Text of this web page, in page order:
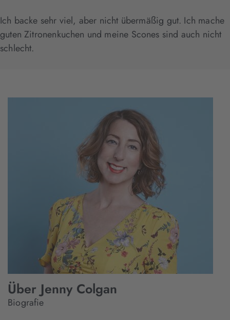
Ich backe sehr viel, aber nicht übermäßig gut. Ich mache
guten Zitronenkuchen und meine Scones sind auch nicht
schlecht.
Über Jenny Colgan
Biografie